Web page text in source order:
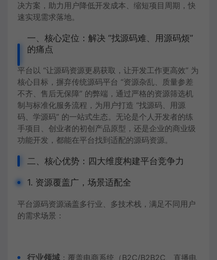
决方案，助力用户降低开发成本、缩短项目周期，快
速实现需求落地。
一、核心定位：解决 “找源码难、用源码烦”
的痛点
平台以 “让源码资源更易获取，让开发工作更高效” 为
核心目标，摒弃传统源码平台 “资源杂乱、质量参差
不齐、售后无保障” 的弊端，通过严格的资源筛选机
制与标准化服务流程，为用户打造 “找源码、用源
码、学源码” 的一站式生态。无论是个人开发者的练
手项目、创业者的初创产品原型，还是企业的商业级
功能开发，都能在平台找到适配的源码资源。
二、核心优势：四大维度构建平台竞争力
1. 资源覆盖广，场景适配全
平台源码资源涵盖多行业、多技术栈，满足不同用户
的需求场景：
行业领域 ：覆盖电商系统（B2C/B2B2C、直播电